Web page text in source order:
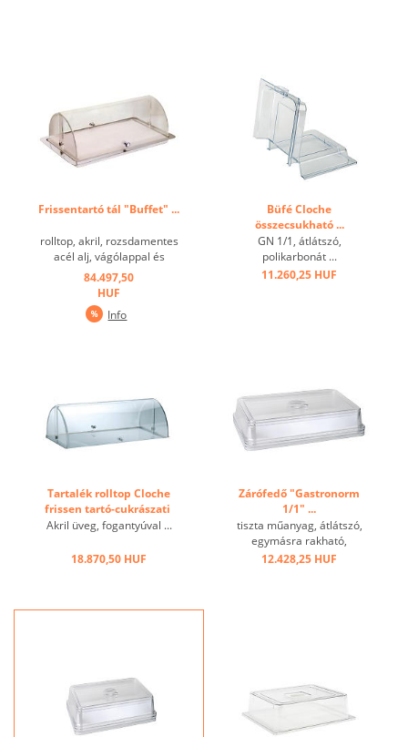
Frissentartó tál "Buffet" ...
rolltop, akril, rozsdamentes
acél alj, vágólappal és
hűtőkkuval ...
84.497,50
HUF
Info
Büfé Cloche
összecsukható ...
GN 1/1, átlátszó,
polikarbonát ...
11.260,25 HUF
Tartalék rolltop Cloche
frissen tartó-cukrászati ​​
kosárhoz ...
Akril üveg, fogantyúval ...
18.870,50 HUF
Zárófedő "Gastronorm
1/1" ...
tiszta műanyag, átlátszó,
egymásra rakható,
mosogatógépben nem
12.428,25 HUF